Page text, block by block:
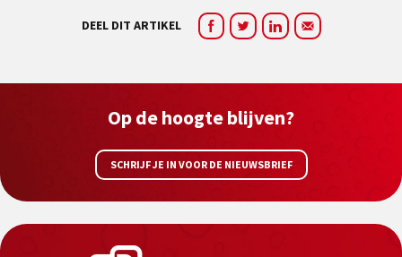
DEEL DIT ARTIKEL
Op de hoogte blijven?
SCHRIJF JE IN VOOR DE NIEUWSBRIEF